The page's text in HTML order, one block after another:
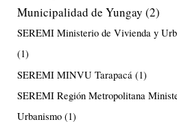
Municipalidad de Yungay (2)
SEREMI Ministerio de Vivienda y
(1)
SEREMI MINVU Tarapacá (1)
SEREMI Región Metropolitana
Urbanismo (1)